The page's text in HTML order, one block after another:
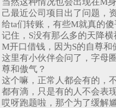
己最近公司项目出了问题，
给ta们转账，有些M就真的傻
记住，S没有那么多的天降
M开口借钱，因为S的自尊和
这里有小伙伴会问了，字母
尊和傲气？
这个嘛，正常人都会有的，
都有滴，只是有的人不会表
哎呀跑题啦，那个为了缓解